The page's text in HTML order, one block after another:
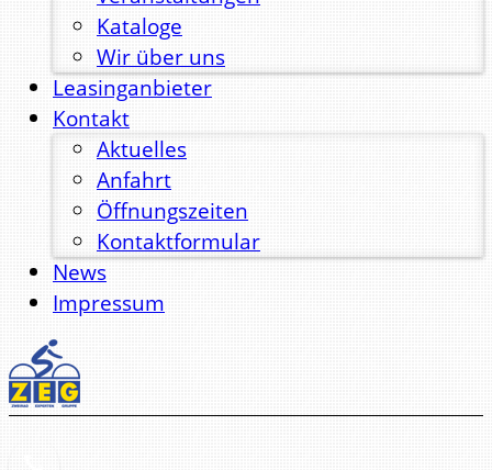
Kataloge
Wir über uns
Leasinganbieter
Kontakt
Aktuelles
Anfahrt
Öffnungszeiten
Kontaktformular
News
Impressum